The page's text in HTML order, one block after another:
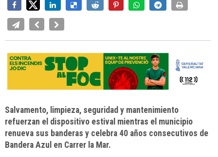
Salvamento, limpieza, seguridad y mantenimiento
refuerzan el dispositivo estival mientras el municipio
renueva sus banderas y celebra 40 años consecutivos de
Bandera Azul en Carrer la Mar.